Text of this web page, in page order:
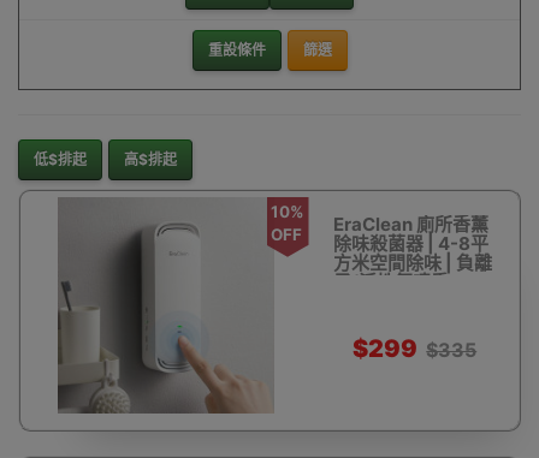
重設條件 篩選
低$排起 高$排起
10%
OFF
EraClean 廁所香薰
除味殺菌器 | 4-8平
方米空間除味 | 負離
子/活性氧噴香
$299 $335